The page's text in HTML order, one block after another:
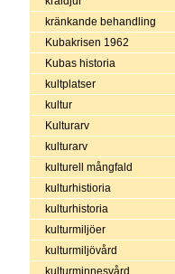
kränkande behandling
Kubakrisen 1962
Kubas historia
kultplatser
kultur
Kulturarv
kulturarv
kulturell mångfald
kulturhistioria
kulturhistoria
kulturmiljöer
kulturmiljövård
kulturminnesvård